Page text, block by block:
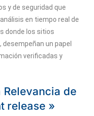
y de seguridad que
en tiempo real de
donde los sitios
, desempeñan un papel
verificadas y
Relevancia de
release »